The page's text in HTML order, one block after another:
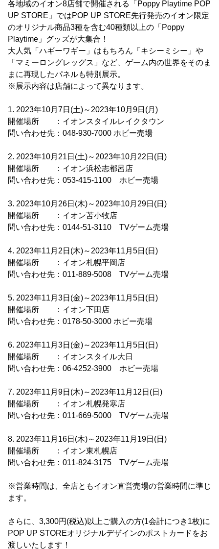
各地域のイオン8店舗で開催される「Poppy Playtime POP
UP STORE」ではPOP UP STORE先行発売のイオン限定
のオリジナル商品3種を含む40種類以上の「Poppy
Playtime」グッズが大集合！
大人気「ハギーワギー」はもちろん「キシーミシー」や
「マミーロングレッグス」など、ゲーム内の世界をそのま
まに再現したパネルも特別展示。
※展示内容は店舗によって異なります。
1. 2023年10月7日(土)～2023年10月9日(月)
開催場所 ：イオンスタイルレイクタウン
問い合わせ先：048-930-7000 ホビー売場
2. 2023年10月21日(土)～2023年10月22日(日)
開催場所 ：イオン浜松志都呂店
問い合わせ先：053-415-1100 ホビー売場
3. 2023年10月26日(木)～2023年10月29日(日)
開催場所 ：イオン苫小牧店
問い合わせ先：0144-51-3110 TVゲーム売場
4. 2023年11月2日(木)～2023年11月5日(日)
開催場所 ：イオン札幌平岡店
問い合わせ先：011-889-5008 TVゲーム売場
5. 2023年11月3日(金)～2023年11月5日(日)
開催場所 ：イオン下田店
問い合わせ先：0178-50-3000 ホビー売場
6. 2023年11月3日(金)～2023年11月5日(日)
開催場所 ：イオンスタイル大日
問い合わせ先：06-4252-3900 ホビー売場
7. 2023年11月9日(木)～2023年11月12日(日)
開催場所 ：イオン札幌発寒店
問い合わせ先：011-669-5000 TVゲーム売場
8. 2023年11月16日(木)～2023年11月19日(日)
開催場所 ：イオン東札幌店
問い合わせ先：011-824-3175 TVゲーム売場
※営業時間は、全店ともイオン直営売場の営業時間に準じ
ます。
さらに、3,300円(税込)以上ご購入の方(1会計につき1枚)に
POP UP STOREオリジナルデザインのポストカードをお
渡しいたします！